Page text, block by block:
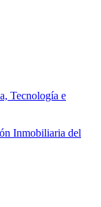
Tecnología e
Inmobiliaria del